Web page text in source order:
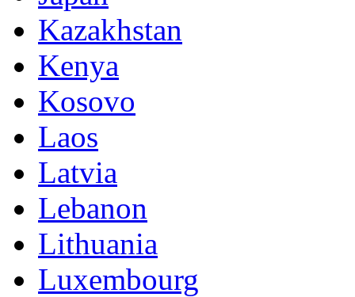
Kazakhstan
Kenya
Kosovo
Laos
Latvia
Lebanon
Lithuania
Luxembourg